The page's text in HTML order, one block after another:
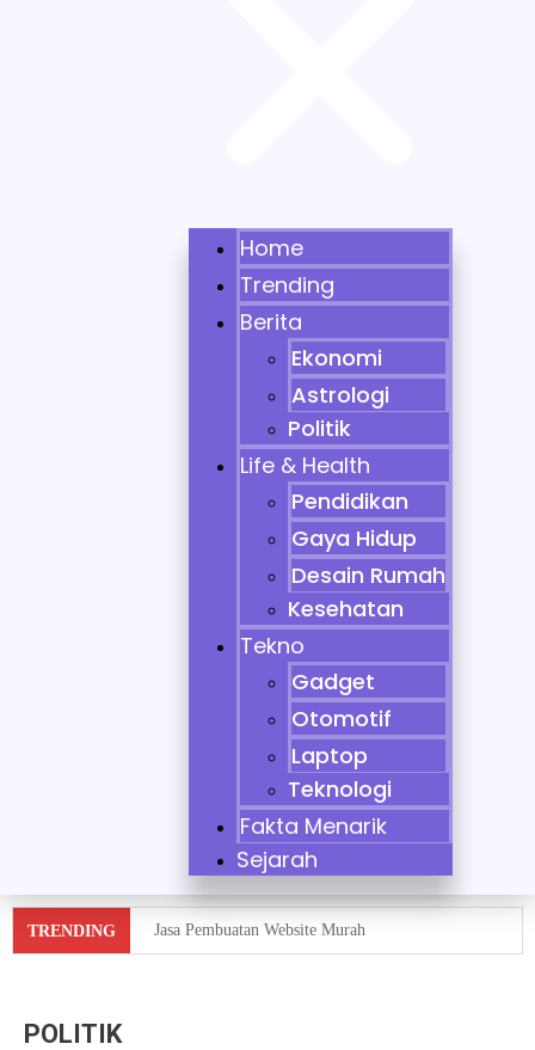
Home
Trending
Berita
Ekonomi
Astrologi
Politik
Life & Health
Pendidikan
Gaya Hidup
Desain Rumah
Kesehatan
Tekno
Gadget
Otomotif
Laptop
Teknologi
Fakta Menarik
Sejarah
TRENDING Jasa Pembuatan Website Murah
POLITIK